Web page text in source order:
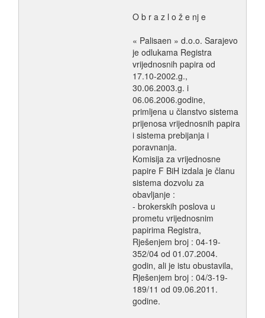
O b r a z l o ž e nj e
« Palisaen » d.o.o. Sarajevo
je odlukama Registra
vrijednosnih papira od
17.10-2002.g.,
30.06.2003.g. i
06.06.2006.godine,
primljena u članstvo sistema
prijenosa vrijednosnih papira
i sistema prebijanja i
poravnanja.
Komisija za vrijednosne
papire F BiH izdala je članu
sistema dozvolu za
obavljanje :
- brokerskih poslova u
prometu vrijednosnim
papirima Registra,
Rješenjem broj : 04-19-
352/04 od 01.07.2004.
godin, ali je istu obustavila,
Rješenjem broj : 04/3-19-
189/11 od 09.06.2011.
godine.